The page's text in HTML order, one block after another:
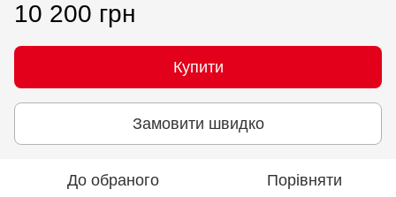
10 200 грн
Купити
Замовити швидко
До обраного Порівняти